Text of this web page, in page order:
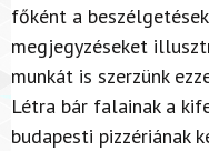
főként a
megjegyzéseket
munkát is szerzünk
Létra bár falainak a
budapesti pizzériának